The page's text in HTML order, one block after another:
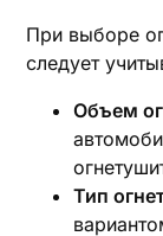
При выборе
следует
Объем
Тип